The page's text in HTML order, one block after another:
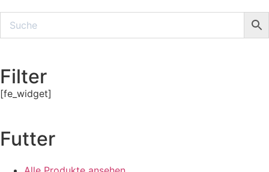
Filter
[fe_widget]
Futter